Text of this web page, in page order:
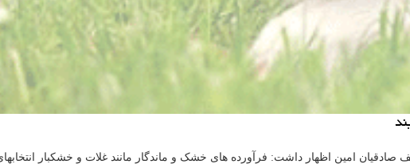
صادقیان امین اظهار داشت: فرآورده های خشک و ماندگار مانند غلات و خشکبار